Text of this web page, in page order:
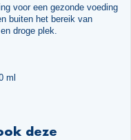
voor een gezonde voeding
buiten het bereik van
droge plek.
ml
deze